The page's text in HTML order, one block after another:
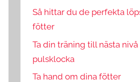
Så hittar du de perfekta
fötter
Ta din träning till nästa
pulsklocka
Ta hand om dina fötter